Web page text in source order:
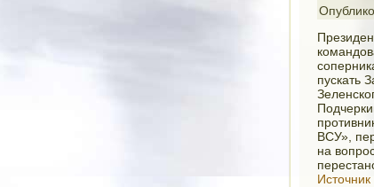
пускать
ВСУ»,
на
Источник